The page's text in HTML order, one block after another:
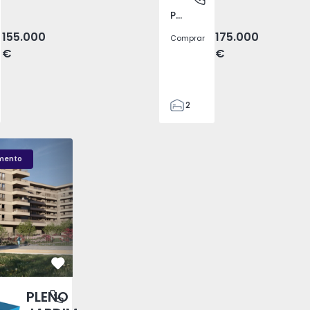
155.000
€
Pego, Abrantes
Comprar
175.000
€
2
JARDIM - 3
Porto
Favorito
PLENO